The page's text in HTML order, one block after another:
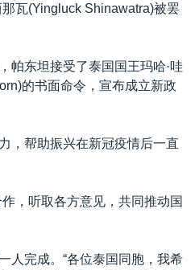
瓦(Yingluck Shinawatra)被罢
帕东坦接受了泰国国王玛哈·哇
的书面命令，宣布成立新政
，帮助振兴在新冠疫情后一直
，听取各方意见，共同推动国
人完成。“各位泰国同胞，我希